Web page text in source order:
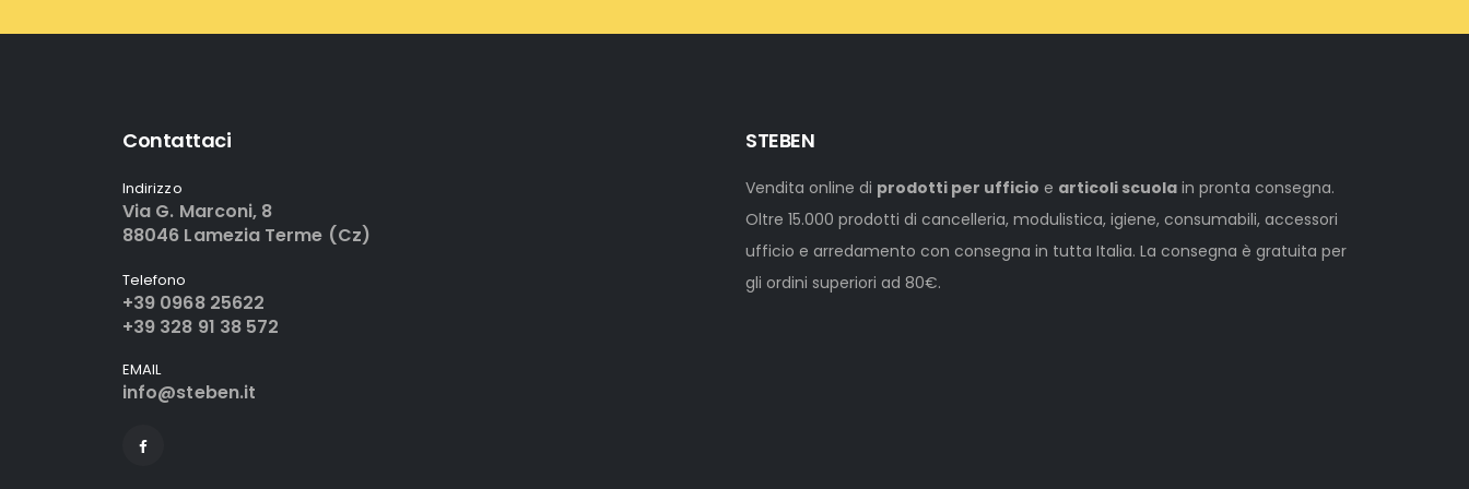
Contattaci
Indirizzo
Via G. Marconi, 8
88046 Lamezia Terme (Cz)
Telefono
+39 0968 25622
+39 328 91 38 572
EMAIL
info@steben.it
STEBEN
Vendita online di prodotti per ufficio e articoli scuola in pronta consegna.
Oltre 15.000 prodotti di cancelleria, modulistica, igiene, consumabili, accessori
ufficio e arredamento con consegna in tutta Italia. La consegna è gratuita per
gli ordini superiori ad 80€.